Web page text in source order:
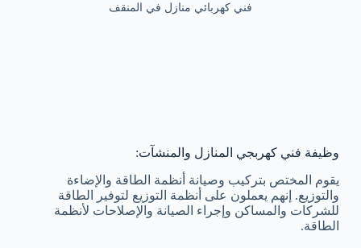
فني كهربائي منازل في المنقف
وظيفة فني كهربجي المنازل والمنشآت:
يقوم المختص بتركيب وصيانة أنظمة الطاقة والإضاءة
والتوزيع. إنهم يعملون على أنظمة التوزيع لتوفير الطاقة
للشركات والمساكن وإجراء الصيانة والإصلاحات لأنظمة
الطاقة.